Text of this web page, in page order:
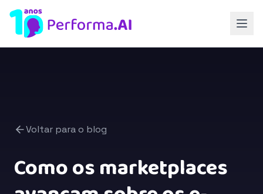
Voltar para o blog
Como os marketplaces